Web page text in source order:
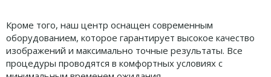
Кроме того, наш центр оснащен современным
оборудованием, которое гарантирует высокое качество
изображений и максимально точные результаты. Все
процедуры проводятся в комфортных условиях с